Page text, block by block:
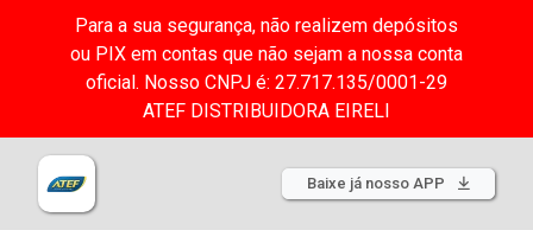
Para a sua segurança, não realizem depósitos
ou PIX em contas que não sejam a nossa conta
oficial. Nosso CNPJ é: 27.717.135/0001-29
ATEF DISTRIBUIDORA EIRELI
Baixe já nosso APP